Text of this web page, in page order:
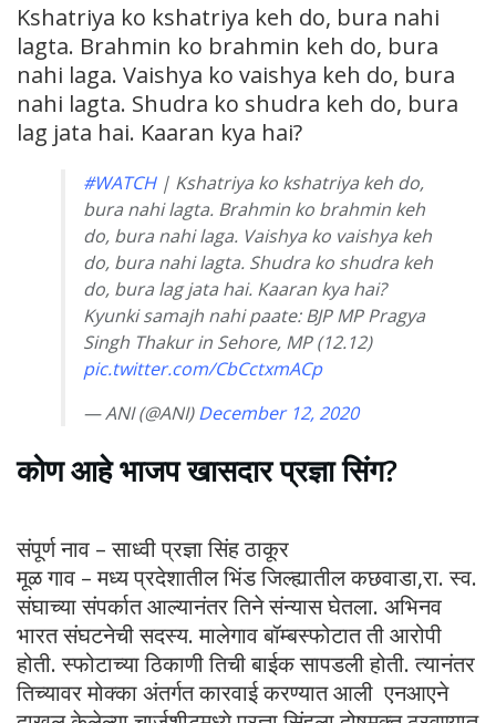
Kshatriya ko kshatriya keh do, bura nahi
lagta. Brahmin ko brahmin keh do, bura
nahi laga. Vaishya ko vaishya keh do, bura
nahi lagta. Shudra ko shudra keh do, bura
lag jata hai. Kaaran kya hai?
#WATCH| Kshatriya ko kshatriya keh do,
bura nahi lagta. Brahmin ko brahmin keh
do, bura nahi laga. Vaishya ko vaishya keh
do, bura nahi lagta. Shudra ko shudra keh
do, bura lag jata hai. Kaaran kya hai?
Kyunki samajh nahi paate: BJP MP Pragya
Singh Thakur in Sehore, MP (12.12)
pic.twitter.com/CbCctxmACp
— ANI (@ANI)December 12, 2020
कोण आहे भाजप खासदार प्रज्ञा सिंग?
संपूर्ण नाव – साध्वी प्रज्ञा सिंह ठाकूर
मूळ गाव – मध्य प्रदेशातील भिंड जिल्ह्यातील कछवाडा,रा. स्व.
संघाच्या संपर्कात आल्यानंतर तिने संन्यास घेतला. अभिनव
भारत संघटनेची सदस्य. मालेगाव बॉम्बस्फोटात ती आरोपी
होती. स्फोटाच्या ठिकाणी तिची बाईक सापडली होती. त्यानंतर
तिच्यावर मोक्का अंतर्गत कारवाई करण्यात आली एनआएने